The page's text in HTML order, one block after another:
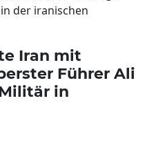
der iranischen
Iran mit
Führer Ali
in